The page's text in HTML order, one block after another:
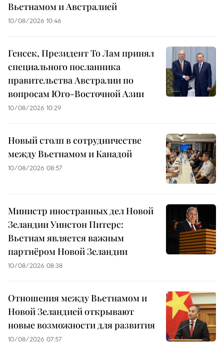
Вьетнамом и Австралией
10/08/2026 10:46
Генсек, Президент То Лам принял
специального посланника
правительства Австралии по
вопросам Юго-Восточной Азии
10/08/2026 10:29
Новый столп в сотрудничестве
между Вьетнамом и Канадой
10/08/2026 08:57
Министр иностранных дел Новой
Зеландии Уинстон Питерс:
Вьетнам является важным
партнёром Новой Зеландии
10/08/2026 08:38
Отношения между Вьетнамом и
Новой Зеландией открывают
новые возможности для развития
10/08/2026 07:57